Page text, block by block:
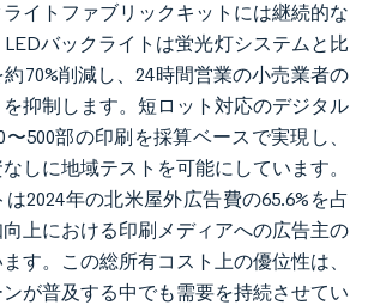
イトファブリックキットには継続的な
バックライトは蛍光灯システムと比
70%削減し、24時間営業の小売業者の
抑制します。短ロット対応のデジタル
500部の印刷を採算ベースで実現し、
しに地域テストを可能にしています。
2024年の北米屋外広告費の65.6%を占
上における印刷メディアへの広告主の
す。この総所有コスト上の優位性は、
が普及する中でも需要を持続させてい